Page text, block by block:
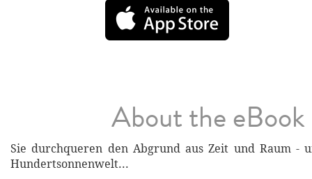
About the eBook
Sie durchqueren den Abgrund aus Zeit und Raum -
Hundertsonnenwelt...